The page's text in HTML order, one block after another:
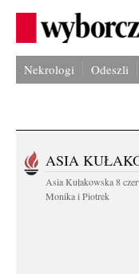
Nekrologi Odeszli
ASIA
Asia Kułakowska 8
Monika i Piotrek